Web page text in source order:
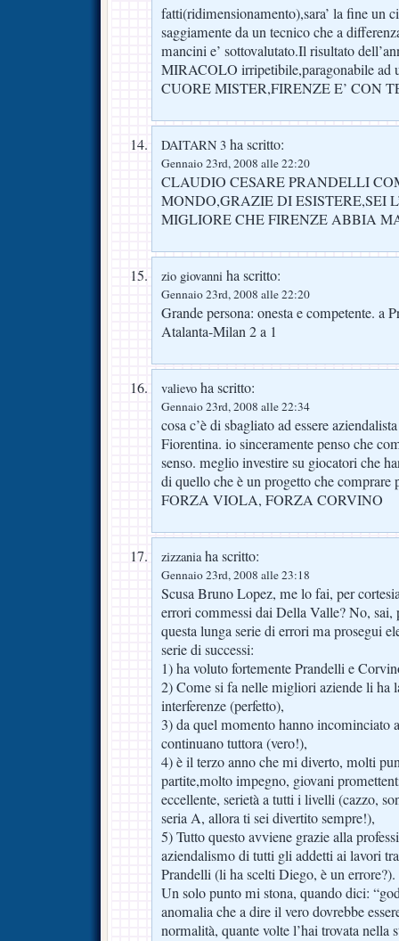
fatti(ridimensionamento),sara’ la fine un
saggiamente da un tecnico che a
mancini e’ sottovalutato.Il risultato
MIRACOLO irripetibile,paragonabile ad
CUORE MISTER,FIRENZE E’ CON
DAITARN 3 ha scritto:
Gennaio 23rd, 2008 alle 22:20
CLAUDIO CESARE PRANDELLI
MONDO,GRAZIE DI ESISTERE,SEI
MIGLIORE CHE FIRENZE ABBIA
zio giovanni ha scritto:
Gennaio 23rd, 2008 alle 22:20
Grande persona: onesta e competente. a
Atalanta-Milan 2 a 1
valievo ha scritto:
Gennaio 23rd, 2008 alle 22:34
cosa c’è di sbagliato ad essere
Fiorentina. io sinceramente penso che
senso. meglio investire su giocatori che
di quello che è un progetto che comprare
FORZA VIOLA, FORZA CORVINO
zizzaniaha scritto:
Gennaio 23rd, 2008 alle 23:18
Scusa Bruno Lopez, me lo fai, per
errori commessi dai Della Valle? No, sai,
questa lunga serie di errori ma prosegui
serie di successi:
1) ha voluto fortemente Prandelli e
2) Come si fa nelle migliori aziende li ha
interferenze (perfetto),
3) da quel momento hanno incominciato
continuano tuttora (vero!),
4) è il terzo anno che mi diverto, molti
partite,molto impegno, giovani
eccellente, serietà a tutti i livelli (cazzo,
seria A, allora ti sei divertito sempre!),
5) Tutto questo avviene grazie alla
aziendalismo di tutti gli addetti ai lavori
Prandelli (li ha scelti Diego, è un errore?).
Un solo punto mi stona, quando dici:
anomalia che a dire il vero dovrebbe
normalità, quante volte l’hai trovata nella